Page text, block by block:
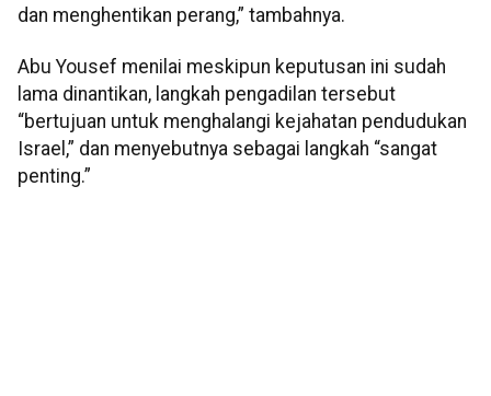
dan menghentikan perang,” tambahnya.
Abu Yousef menilai meskipun keputusan ini sudah
lama dinantikan, langkah pengadilan tersebut
“bertujuan untuk menghalangi kejahatan pendudukan
Israel,” dan menyebutnya sebagai langkah “sangat
penting.”